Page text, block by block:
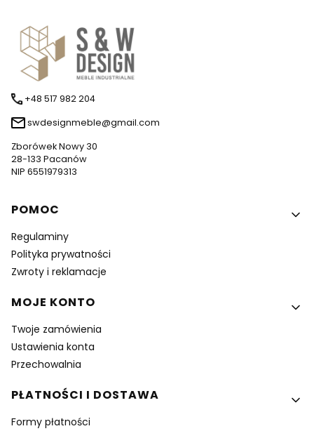
+48 517 982 204
swdesignmeble@gmail.com
Zborówek Nowy 30
28-133 Pacanów
NIP 6551979313
Linki w stopce
POMOC
Regulaminy
Polityka prywatności
Zwroty i reklamacje
MOJE KONTO
Twoje zamówienia
Ustawienia konta
Przechowalnia
PŁATNOŚCI I DOSTAWA
Formy płatności